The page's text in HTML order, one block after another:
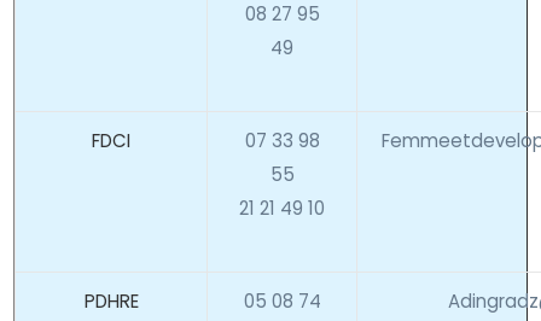
08 27 95
49
FDCI
07 33 98
55
21 21 49 10
PDHRE
05 08 74